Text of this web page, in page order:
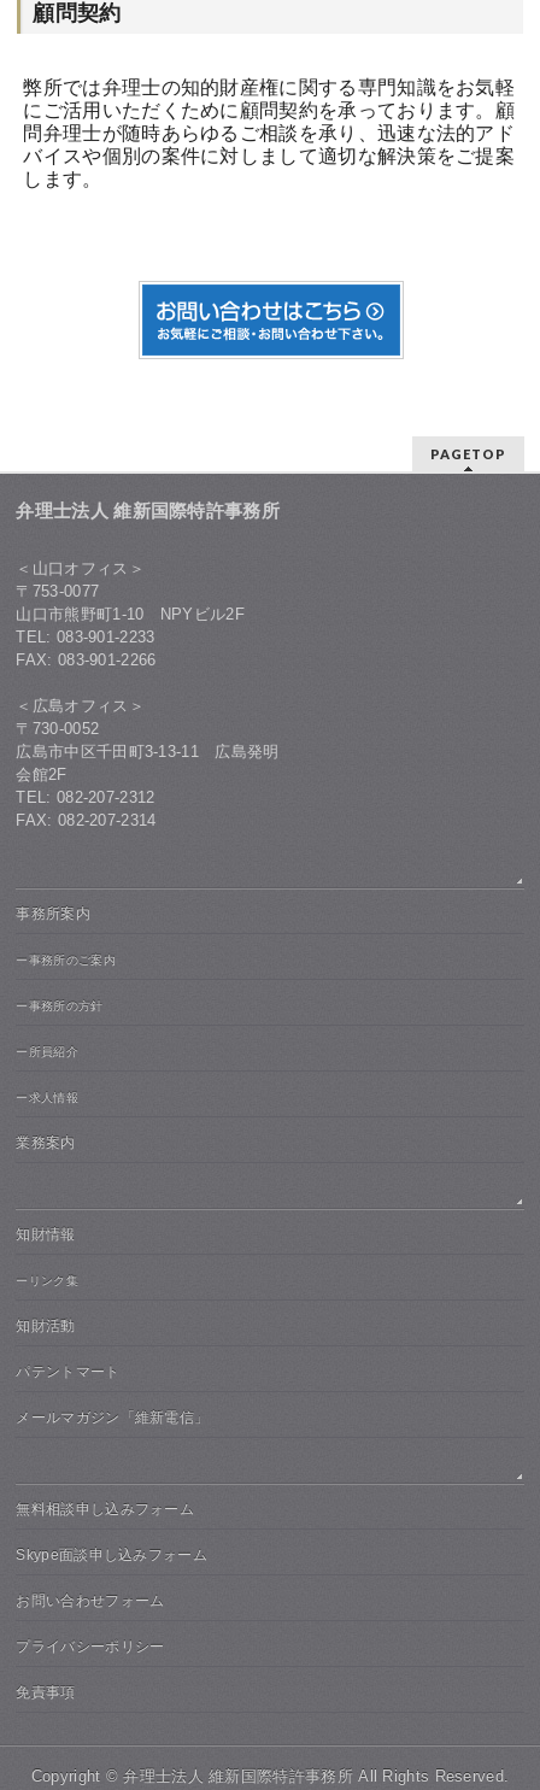
顧問契約
弊所では弁理士の知的財産権に関する専門知識をお気軽
にご活用いただくために顧問契約を承っております。顧
問弁理士が随時あらゆるご相談を承り、迅速な法的アド
バイスや個別の案件に対しまして適切な解決策をご提案
します。
PAGETOP
弁理士法人 維新国際特許事務所
＜山口オフィス＞
〒753-0077
山口市熊野町1-10 NPYビル2F
TEL: 083-901-2233
FAX: 083-901-2266
＜広島オフィス＞
〒730-0052
広島市中区千田町3-13-11 広島発明
会館2F
TEL: 082-207-2312
FAX: 082-207-2314
事務所案内
ー事務所のご案内
ー事務所の方針
ー所員紹介
ー求人情報
業務案内
知財情報
ーリンク集
知財活動
パテントマート
メールマガジン「維新電信」
無料相談申し込みフォーム
Skype面談申し込みフォーム
お問い合わせフォーム
プライバシーポリシー
免責事項
Copyright ©弁理士法人 維新国際特許事務所All Rights Reserved.